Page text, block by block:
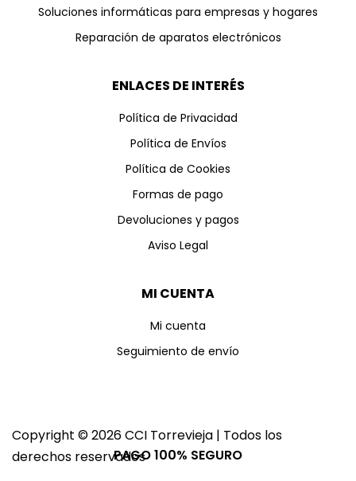
Soluciones informáticas para empresas y hogares
Reparación de aparatos electrónicos
ENLACES DE INTERÉS
Política de Privacidad
Política de Envíos
Política de Cookies
Formas de pago
Devoluciones y pagos
Aviso Legal
MI CUENTA
Mi cuenta
Seguimiento de envío
Copyright © 2026 CCI Torrevieja | Todos los
derechos reservadosPAGO 100% SEGURO